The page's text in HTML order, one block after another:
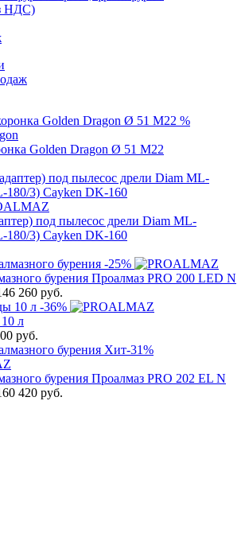
НДС)
%
Golden Dragon Ø 51 М22
под пылесос дрели Diam ML-
180/3) Cayken DK-160
-25%
бурения Проалмаз PRO 200 LED N
260 руб.
-36%
л
руб.
Хит-31%
бурения Проалмаз PRO 202 EL N
420 руб.